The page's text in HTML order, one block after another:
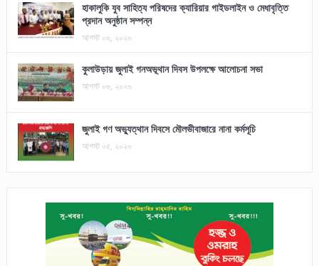
হাকালুকি যুব সাহিত্য পরিষদের ক্যারিয়ার গাইডলাইন ও মেধাবৃত্তি
প্রদান অনুষ্ঠান সম্পন্ন
আগস্ট ০৬, ২০২৬
কুলাউড়ায় জুলাই গনঅভূথান দিবস উপলক্ষে আলোচনা সভা
আগস্ট ০৬, ২০২৬
জুলাই গণ অভ্যুত্থান দিবসে মৌলভীবাজারে নানা কর্মসূচি
আগস্ট ০৫, ২০২৬